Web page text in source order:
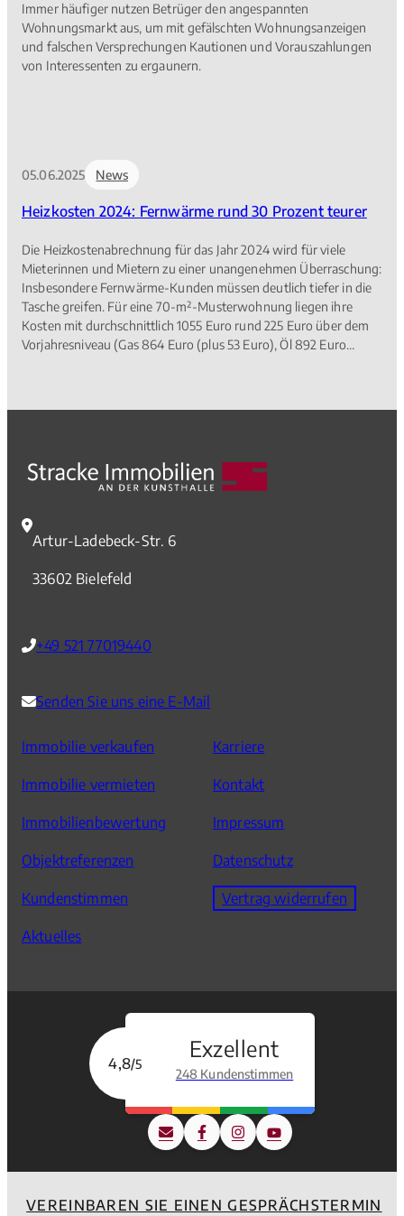
Immer häufiger nutzen Betrüger den angespannten
Wohnungsmarkt aus, um mit gefälschten Wohnungsanzeigen
und falschen Versprechungen Kautionen und Vorauszahlungen
von Interessenten zu ergaunern.
05.06.2025 News
Heizkosten 2024: Fernwärme rund 30 Prozent teurer
Die Heizkostenabrechnung für das Jahr 2024 wird für viele
Mieterinnen und Mietern zu einer unangenehmen Überraschung:
Insbesondere Fernwärme-​Kunden müssen deutlich tiefer in die
Tasche greifen. Für eine 70-m²-​Musterwohnung liegen ihre
Kosten mit durchschnittlich 1055 Euro rund 225 Euro über dem
Vorjahresniveau (Gas 864 Euro (plus 53 Euro), Öl 892 Euro
2024 erstellt hat.
Artur-Ladebeck-Str. 6
33602 Bielefeld
+49 521 77019440
Senden Sie uns eine E-Mail
Immobilie verkaufen
Immobilie vermieten
Immobilienbewertung
Objektreferenzen
Kundenstimmen
Aktuelles
Karriere
Kontakt
Impressum
Datenschutz
Vertrag widerrufen
4,8/5
Exzellent
248 Kundenstimmen
VEREINBAREN SIE EINEN GESPRÄCHSTERMIN